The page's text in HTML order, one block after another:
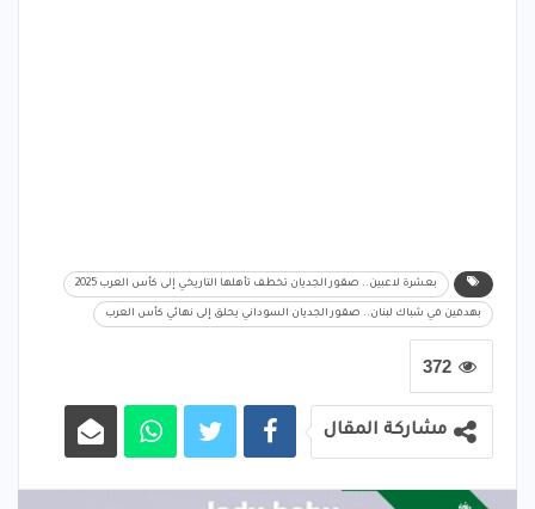
بعشرة لاعبين.. صقور الجديان تخطف تأهلها التاريخي إلى كأس العرب 2025
بهدفين في شباك لبنان.. صقور الجديان السوداني يحلق إلى نهائي كأس العرب
372
مشاركة المقال